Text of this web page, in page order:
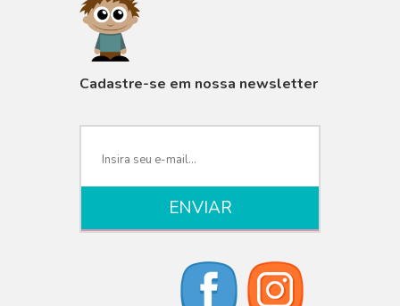
Cadastre-se em nossa newsletter